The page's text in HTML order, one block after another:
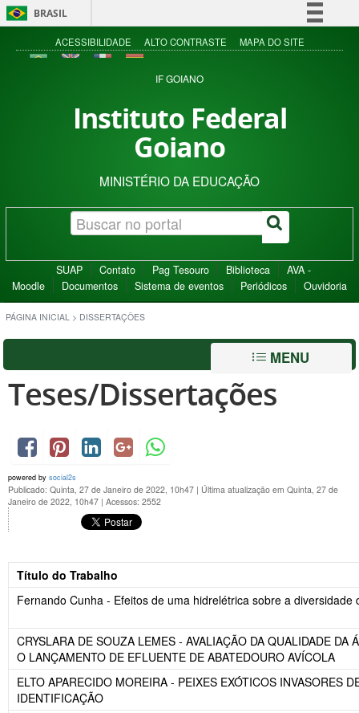
BRASIL
Simplifique!
Acesso à informação
ACESSIBILIDADE ALTO CONTRASTE MAPA DO SITE
IF GOIANO
Instituto Federal
Goiano
MINISTÉRIO DA EDUCAÇÃO
SUAP Contato Pag Tesouro Biblioteca
AVA -
Moodle
Documentos Sistema de eventos Periódicos Ouvidoria
PÁGINA INICIAL > DISSERTAÇÕES
MENU
Teses/Dissertações
powered by social2s
Publicado: Quinta, 27 de Janeiro de 2022, 10h47 | Última atualização em Quinta, 27 de
Janeiro de 2022, 10h47 | Acessos: 2552
Título do Trabalho
Fernando Cunha - Efeitos de uma hidrelétrica sobre a
CRYSLARA DE SOUZA LEMES - AVALIAÇÃO DA QUALIDADE
O LANÇAMENTO DE EFLUENTE DE ABATEDOURO AVÍCOLA
ELTO APARECIDO MOREIRA - PEIXES EXÓTICOS INVASORES
IDENTIFICAÇÃO